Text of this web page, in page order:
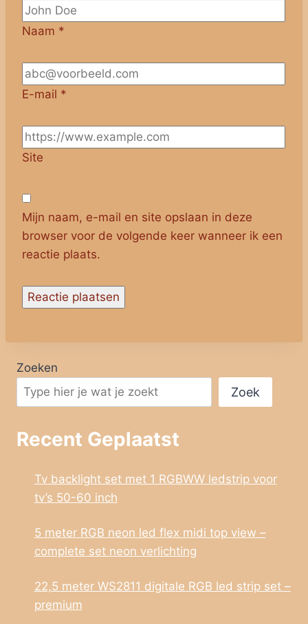
Naam *
E-mail *
Site
Mijn naam, e-mail en site opslaan in deze
browser voor de volgende keer wanneer ik een
reactie plaats.
Zoeken
Zoek
Recent Geplaatst
Tv backlight set met 1 RGBWW ledstrip voor
tv’s 50-60 inch
5 meter RGB neon led flex midi top view –
complete set neon verlichting
22,5 meter WS2811 digitale RGB led strip set –
premium